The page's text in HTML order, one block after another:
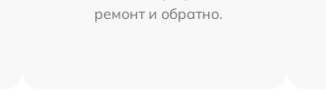
ремонт и обратно.